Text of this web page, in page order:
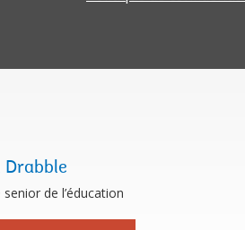
Drabble
de l’éducation